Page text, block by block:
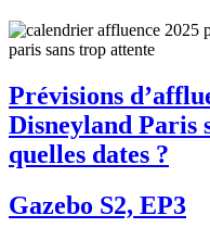
Prévisions
Disneyland Paris
quelles dates ?
Gazebo S2, EP3